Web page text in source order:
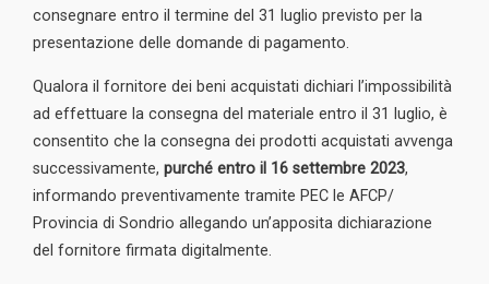
consegnare entro il termine del 31 luglio previsto per la
presentazione delle domande di pagamento.
Qualora il fornitore dei beni acquistati dichiari l’impossibilità
ad effettuare la consegna del materiale entro il 31 luglio, è
consentito che la consegna dei prodotti acquistati avvenga
successivamente, purché entro il 16 settembre 2023,
informando preventivamente tramite PEC le AFCP/
Provincia di Sondrio allegando un’apposita dichiarazione
del fornitore firmata digitalmente.